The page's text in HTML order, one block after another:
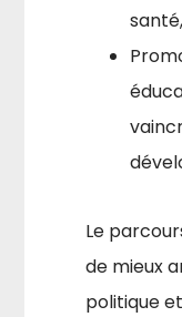
santé,
Le
de mieux
politique